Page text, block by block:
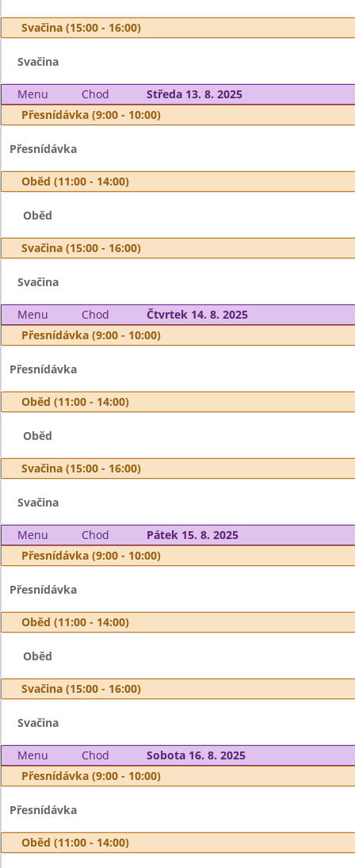
Svačina (15:00 - 16:00)
Svačina
Menu Chod
Středa 13. 8. 2025
Přesnídávka (9:00 - 10:00)
Přesnídávka
Oběd (11:00 - 14:00)
Oběd
Svačina (15:00 - 16:00)
Svačina
Menu Chod
Čtvrtek 14. 8. 2025
Přesnídávka (9:00 - 10:00)
Přesnídávka
Oběd (11:00 - 14:00)
Oběd
Svačina (15:00 - 16:00)
Svačina
Menu Chod
Pátek 15. 8. 2025
Přesnídávka (9:00 - 10:00)
Přesnídávka
Oběd (11:00 - 14:00)
Oběd
Svačina (15:00 - 16:00)
Svačina
Menu Chod
Sobota 16. 8. 2025
Přesnídávka (9:00 - 10:00)
Přesnídávka
Oběd (11:00 - 14:00)